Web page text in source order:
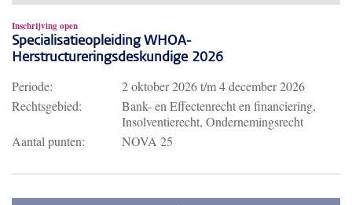
Inschrijving open
Specialisatieopleiding WHOA-
Herstructureringsdeskundige 2026
Periode: 2 oktober 2026t/m4 december 2026
Rechtsgebied:
Bank- en Effectenrecht en financiering,
Insolventierecht, Ondernemingsrecht
Aantal punten:
NOVA 25